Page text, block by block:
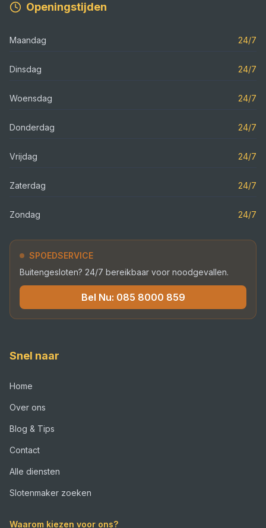
Openingstijden
Maandag 24/7
Dinsdag 24/7
Woensdag 24/7
Donderdag 24/7
Vrijdag 24/7
Zaterdag 24/7
Zondag 24/7
SPOEDSERVICE
Buitengesloten? 24/7 bereikbaar voor noodgevallen.
Bel Nu: 085 8000 859
Snel naar
Home
Over ons
Blog & Tips
Contact
Alle diensten
Slotenmaker zoeken
Waarom kiezen voor ons?